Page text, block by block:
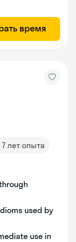
время
7 лет опыта
used by
use in